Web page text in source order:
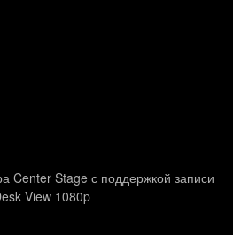
Center Stage с поддержкой записи
View 1080p